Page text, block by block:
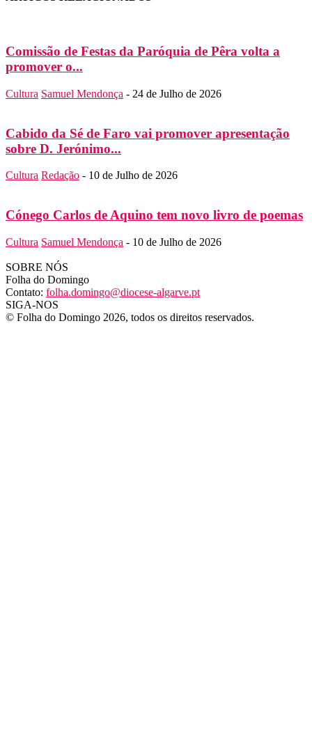
Comissão de Festas da Paróquia de Pêra volta a
promover o...
Cultura Samuel Mendonça - 24 de Julho de 2026
Cabido da Sé de Faro vai promover apresentação
sobre D. Jerónimo...
Cultura Redação - 10 de Julho de 2026
Cónego Carlos de Aquino tem novo livro de poemas
Cultura Samuel Mendonça - 10 de Julho de 2026
SOBRE NÓS
Folha do Domingo
Contato: folha.domingo@diocese-algarve.pt
SIGA-NOS
© Folha do Domingo 2026, todos os direitos reservados.